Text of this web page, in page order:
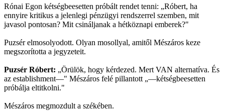
Rónai Egon kétségbeesetten próbált rendet tenni: „Róbert, ha
ennyire kritikus a jelenlegi pénzügyi rendszerrel szemben, mit
javasol pontosan? Mit csináljanak a hétköznapi emberek?"
Puzsér elmosolyodott. Olyan mosollyal, amitől Mészáros keze
megszorította a jegyzeteit.
Puzsér Róbert: „Örülök, hogy kérdezed. Mert VAN alternatíva. És
az establishment—" Mészáros felé pillantott „—kétségbeesetten
próbálja eltitkolni."
Mészáros megmozdult a székében.